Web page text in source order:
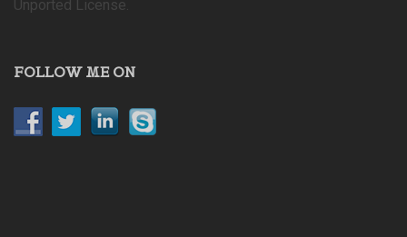
Unported License.
FOLLOW ME ON